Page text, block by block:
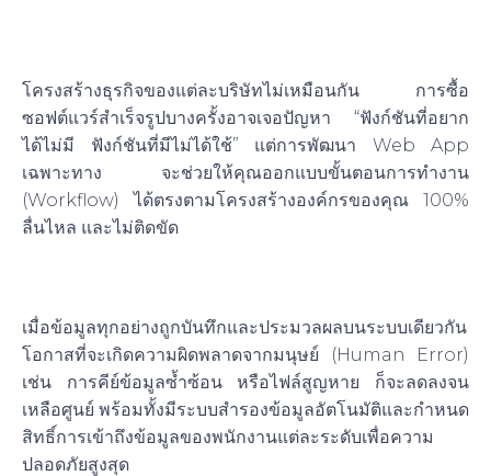
โครงสร้างธุรกิจของแต่ละบริษัทไม่เหมือนกัน การซื้อ
ซอฟต์แวร์สำเร็จรูปบางครั้งอาจเจอปัญหา “ฟังก์ชันที่อยาก
ได้ไม่มี ฟังก์ชันที่มีไม่ได้ใช้” แต่การพัฒนา Web App
เฉพาะทาง จะช่วยให้คุณออกแบบขั้นตอนการทำงาน
(Workflow) ได้ตรงตามโครงสร้างองค์กรของคุณ 100%
ลื่นไหล และไม่ติดขัด
เมื่อข้อมูลทุกอย่างถูกบันทึกและประมวลผลบนระบบเดียวกัน
โอกาสที่จะเกิดความผิดพลาดจากมนุษย์ (Human Error)
เช่น การคีย์ข้อมูลซ้ำซ้อน หรือไฟล์สูญหาย ก็จะลดลงจน
เหลือศูนย์ พร้อมทั้งมีระบบสำรองข้อมูลอัตโนมัติและกำหนด
สิทธิ์การเข้าถึงข้อมูลของพนักงานแต่ละระดับเพื่อความ
ปลอดภัยสูงสุด